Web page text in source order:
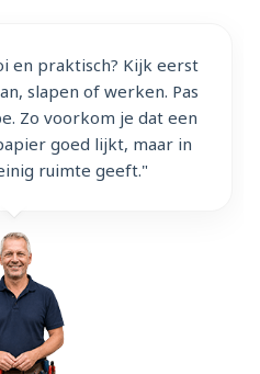
en praktisch? Kijk eerst
slapen of werken. Pas
Zo voorkom je dat een
goed lijkt, maar in
ruimte geeft."